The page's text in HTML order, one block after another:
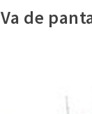
Va de